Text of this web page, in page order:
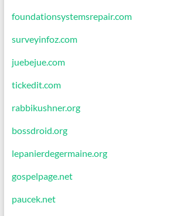
foundationsystemsrepair.com
surveyinfoz.com
juebejue.com
tickedit.com
rabbikushner.org
bossdroid.org
lepanierdegermaine.org
gospelpage.net
paucek.net